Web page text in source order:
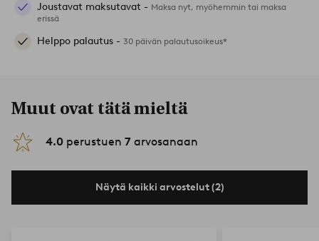
Joustavat maksutavat - Maksa nyt, myöhemmin tai maksa
erissä
Helppo palautus - 30 päivän palautusoikeus*
Muut ovat tätä mieltä
4.0 perustuen 7 arvosanaan
Näytä kaikki arvostelut (2)